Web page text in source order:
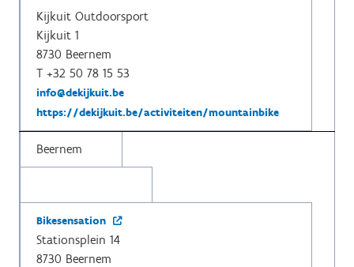
Kijkuit Outdoorsport
Kijkuit 1
8730 Beernem
T +32 50 78 15 53
info@dekijkuit.be
https://dekijkuit.be/activiteiten/mountainbike
Beernem
Bikesensation
Stationsplein 14
8730 Beernem